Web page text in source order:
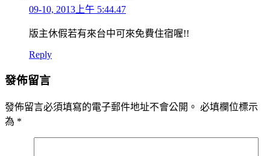
09-10, 2013上午 5:44.47
版主休假若有來台中可來免費住宿喔!!
Reply
發佈留言
發佈留言必須填寫的電子郵件地址不會公開。 必填欄位標示
為 *